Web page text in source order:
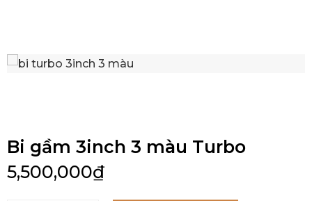
Bi gầm 3inch 3 màu Turbo
5,500,000₫